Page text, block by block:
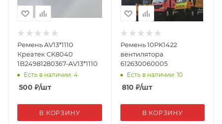
Ремень AV13*1110
Креатек CK8040
1B24981280367-AV13*1110
Есть в наличии: 4
500 ₽/шт
В КОРЗИНУ
Ремень 10PK1422
вентилятора
612630060005
Есть в наличии: 10
810 ₽/шт
В КОРЗИНУ